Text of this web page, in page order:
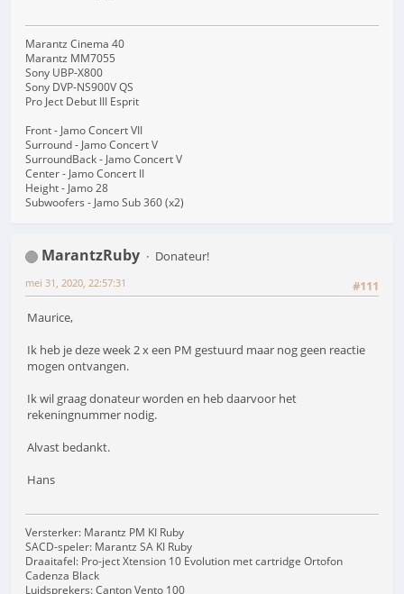
Marantz Cinema 40
Marantz MM7055
Sony UBP-X800
Sony DVP-NS900V QS
Pro Ject Debut III Esprit
Front - Jamo Concert VII
Surround - Jamo Concert V
SurroundBack - Jamo Concert V
Center - Jamo Concert II
Height - Jamo 28
Subwoofers - Jamo Sub 360 (x2)
MarantzRuby
Donateur!
#111
mei 31, 2020, 22:57:31
Maurice,
Ik heb je deze week 2 x een PM gestuurd maar nog geen reactie
mogen ontvangen.
Ik wil graag donateur worden en heb daarvoor het
rekeningnummer nodig.
Alvast bedankt.
Hans
Versterker: Marantz PM KI Ruby
SACD-speler: Marantz SA KI Ruby
Draaitafel: Pro-ject Xtension 10 Evolution met cartridge Ortofon
Cadenza Black
Luidsprekers: Canton Vento 100